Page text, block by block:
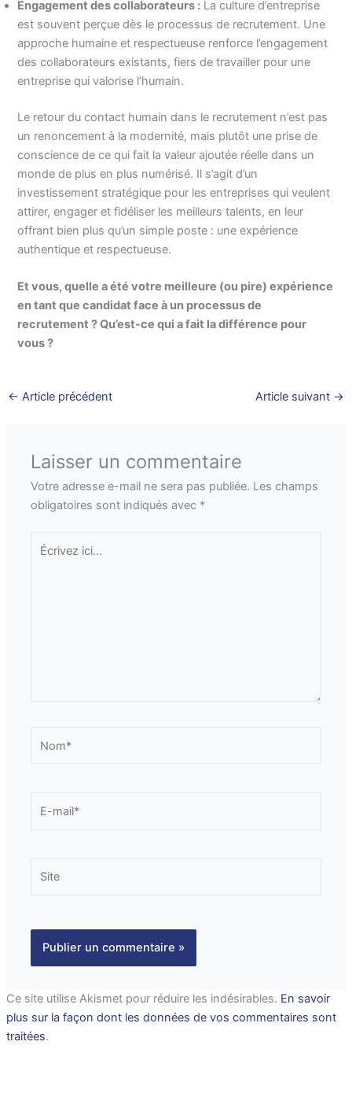
Engagement des collaborateurs : La culture d’entreprise
est souvent perçue dès le processus de recrutement. Une
approche humaine et respectueuse renforce l’engagement
des collaborateurs existants, fiers de travailler pour une
entreprise qui valorise l’humain.
Le retour du contact humain dans le recrutement n’est pas
un renoncement à la modernité, mais plutôt une prise de
conscience de ce qui fait la valeur ajoutée réelle dans un
monde de plus en plus numérisé. Il s’agit d’un
investissement stratégique pour les entreprises qui veulent
attirer, engager et fidéliser les meilleurs talents, en leur
offrant bien plus qu’un simple poste : une expérience
authentique et respectueuse.
Et vous, quelle a été votre meilleure (ou pire) expérience
en tant que candidat face à un processus de
recrutement ? Qu’est-ce qui a fait la différence pour
vous ?
← Article précédent Article suivant →
Laisser un commentaire
Votre adresse e-mail ne sera pas publiée. Les champs
obligatoires sont indiqués avec *
Écrivez
ici…
mail*
Ce site utilise Akismet pour réduire les indésirables. En savoir
plus sur la façon dont les données de vos commentaires sont
traitées.